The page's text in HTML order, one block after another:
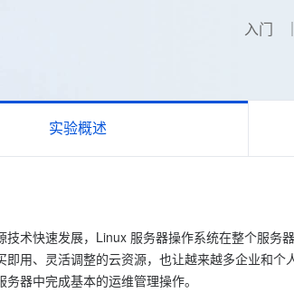
入门
实验概述
技术快速发展，Linux 服务器操作系统在整个服务
即用、灵活调整的云资源，也让越来越多企业和
务器中完成基本的运维管理操作。